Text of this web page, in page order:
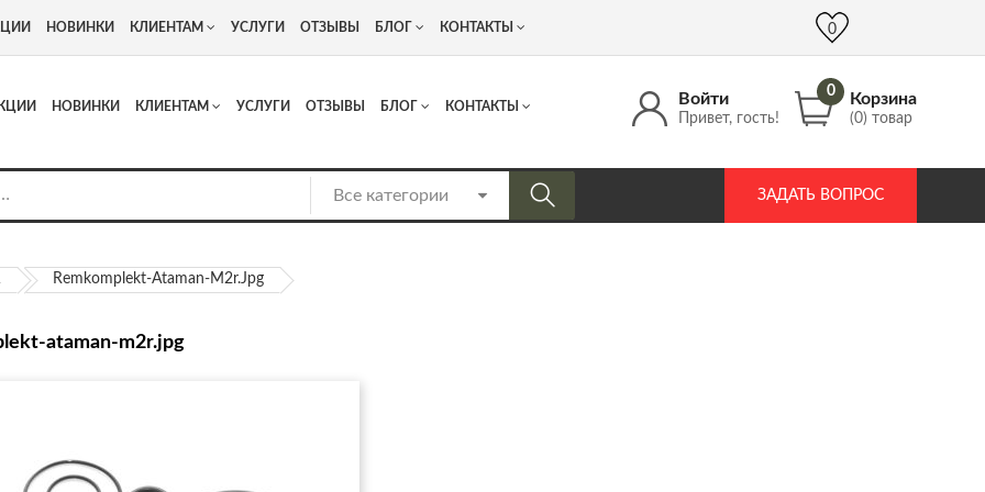
Адрес: г. Москва, Люберцы, Котельнический проезд 13 +7 (917) 537 17 16 info@DrozdPcp.ru
Войти
Привет, гость!
0 Корзина
(0) товар
НОВИНКИ КЛИЕНТАМ УСЛУГИ ОТЗЫВЫ БЛОГ КОНТАКТЫ
ЗАДАТЬ ВОПРОС
НОВИНКИ КЛИЕНТАМ УСЛУГИ ОТЗЫВЫ БЛОГ КОНТАКТЫ 0
Remkomplekt-Ataman-M2r.jpg
ataman-m2r.jpg